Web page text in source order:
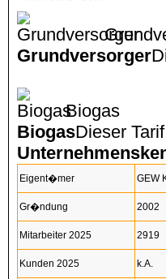
Grundversorger
Biogas
BiogasDieser
Eigent�mer GEW
Gr�ndung 2002
Mitarbeiter 2025 2919
Kunden 2025 k.A.